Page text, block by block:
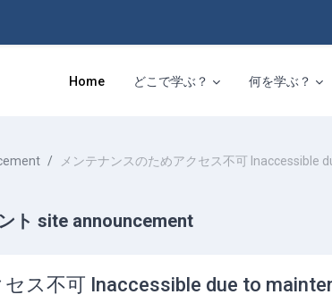
Home どこで学ぶ？ 何を学ぶ？
メンテナンスのためアクセス不可
ト site announcement
ス不可 Inaccessible due to